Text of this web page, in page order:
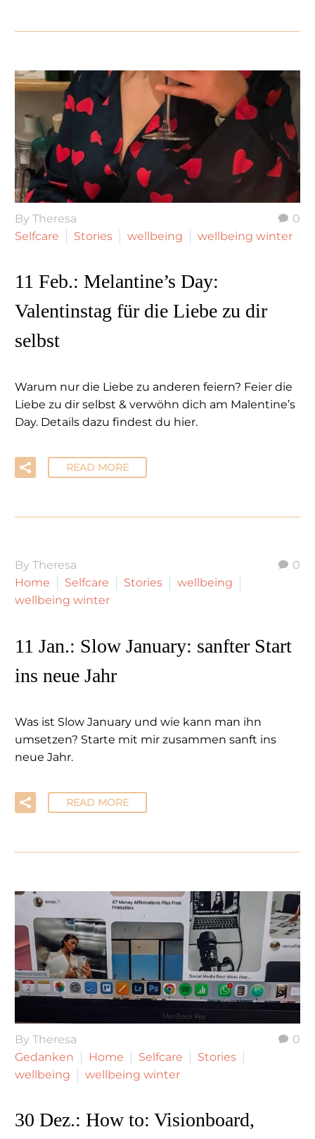
0
By Theresa
Selfcare
Stories wellbeing wellbeing winter
11 Feb.: Melantine’s Day:
Valentinstag für die Liebe zu dir
selbst
Warum nur die Liebe zu anderen feiern? Feier die
Liebe zu dir selbst & verwöhn dich am Malentine’s
Day. Details dazu findest du hier.
READ MORE
0
By Theresa
Home
Selfcare Stories
wellbeing
wellbeing winter
11 Jan.: Slow January: sanfter Start
ins neue Jahr
Was ist Slow January und wie kann man ihn
umsetzen? Starte mit mir zusammen sanft ins
neue Jahr.
READ MORE
0
By Theresa
Gedanken
Home Selfcare
Stories
wellbeing
wellbeing winter
30 Dez.: How to: Visionboard,